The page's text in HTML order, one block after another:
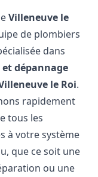
Villeneuve le
de plombiers
dans
dépannage
le Roi.
rapidement
tous les
à votre système
que ce soit une
ou une